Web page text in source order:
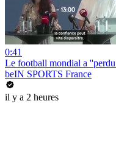
0:41
Le football mondial a
beIN SPORTS France
il y a 2 heures